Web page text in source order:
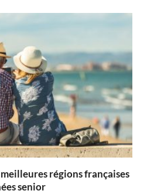
régions françaises
senior